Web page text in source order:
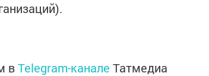
вTelegram-канале Татмедиа